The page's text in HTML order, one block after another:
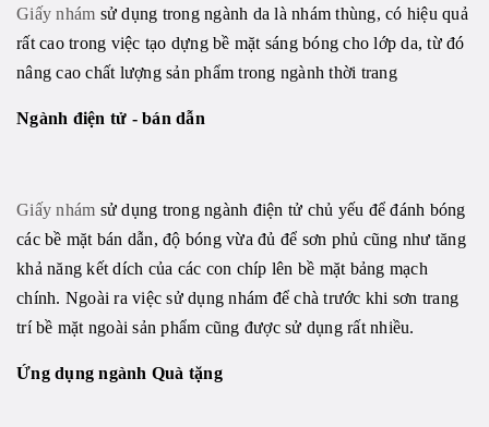
Giấy nhám sử dụng trong ngành da là nhám thùng, có hiệu quả
rất cao trong việc tạo dựng bề mặt sáng bóng cho lớp da, từ đó
nâng cao chất lượng sản phẩm trong ngành thời trang
Ngành điện tử - bán dẫn
Giấy nhám sử dụng trong ngành điện tử chủ yếu để đánh bóng
các bề mặt bán dẫn, độ bóng vừa đủ để sơn phủ cũng như tăng
khả năng kết dích của các con chíp lên bề mặt bảng mạch
chính. Ngoài ra việc sử dụng nhám để chà trước khi sơn trang
trí bề mặt ngoài sản phẩm cũng được sử dụng rất nhiều.
Ứng dụng ngành Quà tặng